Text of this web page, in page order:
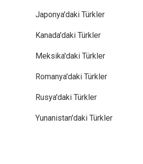
Japonya'daki Türkler
Kanada'daki Türkler
Meksika'daki Türkler
Romanya'daki Türkler
Rusya'daki Türkler
Yunanistan'daki Türkler